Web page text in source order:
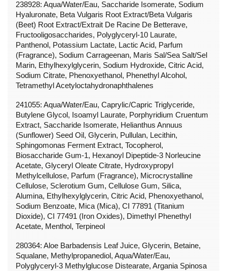
238928: Aqua/Water/Eau, Saccharide Isomerate, Sodium
Hyaluronate, Beta Vulgaris Root Extract/Beta Vulgaris
(Beet) Root Extract/Extrait De Racine De Betterave,
Fructooligosaccharides, Polyglyceryl-10 Laurate,
Panthenol, Potassium Lactate, Lactic Acid, Parfum
(Fragrance), Sodium Carrageenan, Maris Sal/Sea Salt/Sel
Marin, Ethylhexylglycerin, Sodium Hydroxide, Citric Acid,
Sodium Citrate, Phenoxyethanol, Phenethyl Alcohol,
Tetramethyl Acetyloctahydronaphthalenes
241055: Aqua/Water/Eau, Caprylic/Capric Triglyceride,
Butylene Glycol, Isoamyl Laurate, Porphyridium Cruentum
Extract, Saccharide Isomerate, Helianthus Annuus
(Sunflower) Seed Oil, Glycerin, Pullulan, Lecithin,
Sphingomonas Ferment Extract, Tocopherol,
Biosaccharide Gum-1, Hexanoyl Dipeptide-3 Norleucine
Acetate, Glyceryl Oleate Citrate, Hydroxypropyl
Methylcellulose, Parfum (Fragrance), Microcrystalline
Cellulose, Sclerotium Gum, Cellulose Gum, Silica,
Alumina, Ethylhexylglycerin, Citric Acid, Phenoxyethanol,
Sodium Benzoate, Mica (Mica), CI 77891 (Titanium
Dioxide), CI 77491 (Iron Oxides), Dimethyl Phenethyl
Acetate, Menthol, Terpineol
280364: Aloe Barbadensis Leaf Juice, Glycerin, Betaine,
Squalane, Methylpropanediol, Aqua/Water/Eau,
Polyglyceryl-3 Methylglucose Distearate, Argania Spinosa